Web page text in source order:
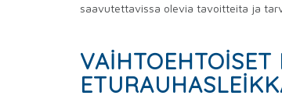
saavutettavissa olevia tavoitteita ja